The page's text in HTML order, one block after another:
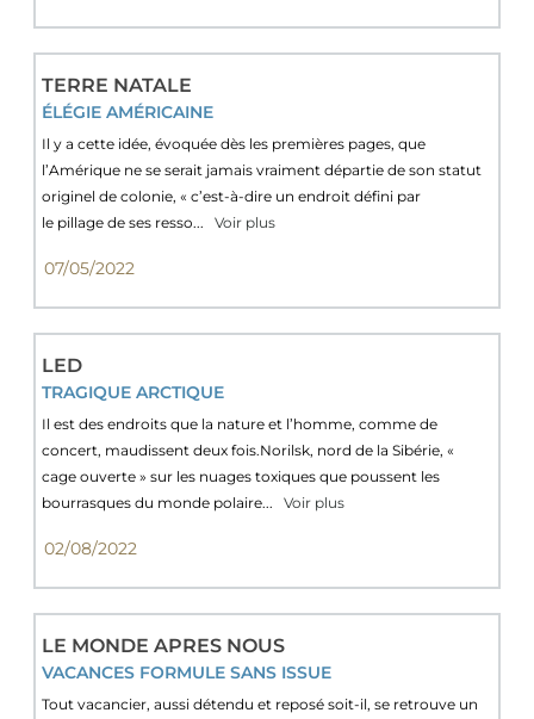
TERRE NATALE
ÉLÉGIE AMÉRICAINE
Il y a cette idée, évoquée dès les premières pages, que
l’Amérique ne se serait jamais vraiment départie de son statut
originel de colonie, « c’est-à-dire un endroit défini par
le pillage de ses resso...
Voir plus
07/05/2022
LED
TRAGIQUE ARCTIQUE
Il est des endroits que la nature et l’homme, comme de
concert, maudissent deux fois.Norilsk, nord de la Sibérie, «
cage ouverte » sur les nuages toxiques que poussent les
bourrasques du monde polaire...
Voir plus
02/08/2022
LE MONDE APRES NOUS
VACANCES FORMULE SANS ISSUE
Tout vacancier, aussi détendu et reposé soit-il, se retrouve un